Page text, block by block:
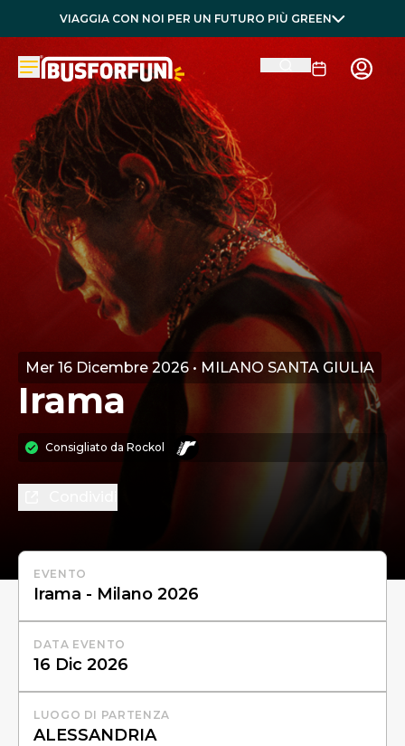
VIAGGIA CON NOI PER UN FUTURO PIÙ GREEN
Mer 16 Dicembre 2026 • MILANO SANTA GIULIA
Irama
Consigliato da Rockol
EVENTO
DATA EVENTO
LUOGO DI PARTENZA